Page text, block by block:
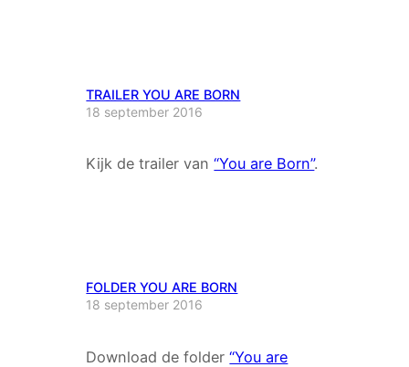
TRAILER YOU ARE BORN
18 september 2016
Kijk de trailer van“You are Born”.
FOLDER YOU ARE BORN
18 september 2016
Download de folder“You are